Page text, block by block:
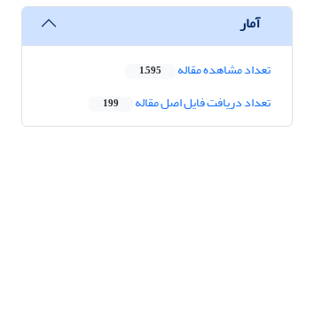
آمار
تعداد مشاهده مقاله 1,595
تعداد دریافت فایل اصل مقاله 199